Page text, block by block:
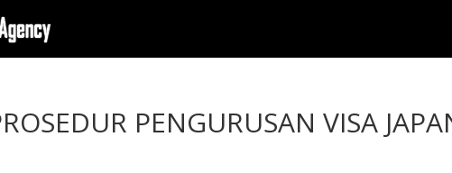
PENGURUSAN VISA